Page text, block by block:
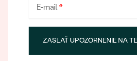
Eppický
E-mail*
ZASLAŤ UPOZORNENIE NA